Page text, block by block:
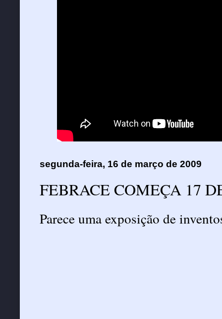
segunda-feira, 16 de março de 2009
FEBRACE COMEÇA 17
Parece uma exposição de